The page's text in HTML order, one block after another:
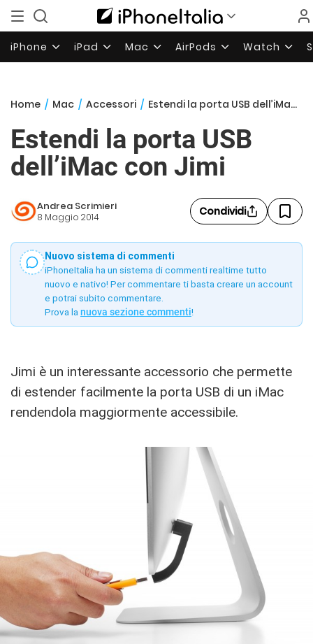
iPhone iPad Mac AirPods Watch
Home / Mac / Accessori / Estendi la porta USB dell’iMac con Jimi
Estendi la porta USB
dell’iMac con Jimi
Andrea Scrimieri
8 Maggio 2014 Condividi
Nuovo sistema di commenti
iPhoneItalia ha un sistema di commenti realtime tutto
nuovo e nativo! Per commentare ti basta creare un account
e potrai subito commentare.
Prova la nuova sezione commenti!
Jimi è un interessante accessorio che permette
di estender facilmente la porta USB di un iMac
rendendola maggiormente accessibile.